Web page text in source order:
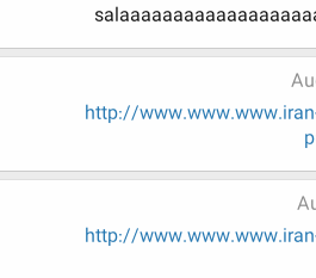
http://
http://